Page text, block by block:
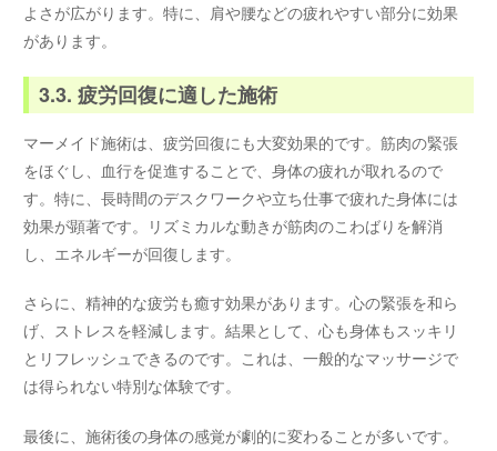
よさが広がります。特に、肩や腰などの疲れやすい部分に効果
があります。
3.3. 疲労回復に適した施術
マーメイド施術は、疲労回復にも大変効果的です。筋肉の緊張
をほぐし、血行を促進することで、身体の疲れが取れるので
す。特に、長時間のデスクワークや立ち仕事で疲れた身体には
効果が顕著です。リズミカルな動きが筋肉のこわばりを解消
し、エネルギーが回復します。
さらに、精神的な疲労も癒す効果があります。心の緊張を和ら
げ、ストレスを軽減します。結果として、心も身体もスッキリ
とリフレッシュできるのです。これは、一般的なマッサージで
は得られない特別な体験です。
最後に、施術後の身体の感覚が劇的に変わることが多いです。